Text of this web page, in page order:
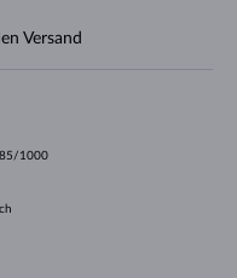
Versand
1000